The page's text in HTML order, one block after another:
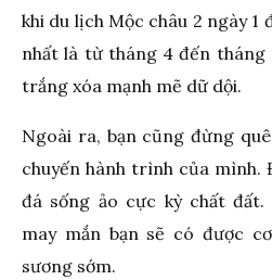
khi du lịch Mộc châu 2 ngày 1
nhất là từ tháng 4 đến tháng
trắng xóa mạnh mẽ dữ dội.
Ngoài ra, bạn cũng đừng
chuyến hành trình của mình.
đá sống ảo cực kỳ chất đất.
may mắn bạn sẽ có được
sương sớm.